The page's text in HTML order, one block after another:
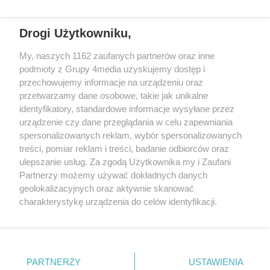
Ireneuszem Maciejem Zmorą.
REKLAMA
Reklama Kontakt
Informacja o Nadawcy
Szukaj
Drogi Użytkowniku,
My, naszych 1162 zaufanych partnerów oraz inne
podmioty z Grupy 4media uzyskujemy dostęp i
przechowujemy informacje na urządzeniu oraz
przetwarzamy dane osobowe, takie jak unikalne
identyfikatory, standardowe informacje wysyłane przez
urządzenie czy dane przeglądania w celu zapewniania
spersonalizowanych reklam, wybór spersonalizowanych
treści, pomiar reklam i treści, badanie odbiorców oraz
ulepszanie usług. Za zgodą Użytkownika my i Zaufani
Partnerzy możemy używać dokładnych danych
geolokalizacyjnych oraz aktywnie skanować
charakterystykę urządzenia do celów identyfikacji.
zmienić/wycofać klikając przycisk ustawień prywatności
znajdujący się w lewym dolnym rogu strony
. Niektóre
PARTNERZY USTAWIENIA